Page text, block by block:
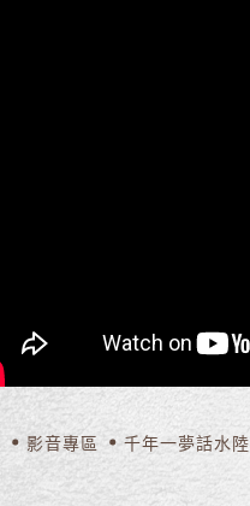
影音專區 千年一夢話水陸